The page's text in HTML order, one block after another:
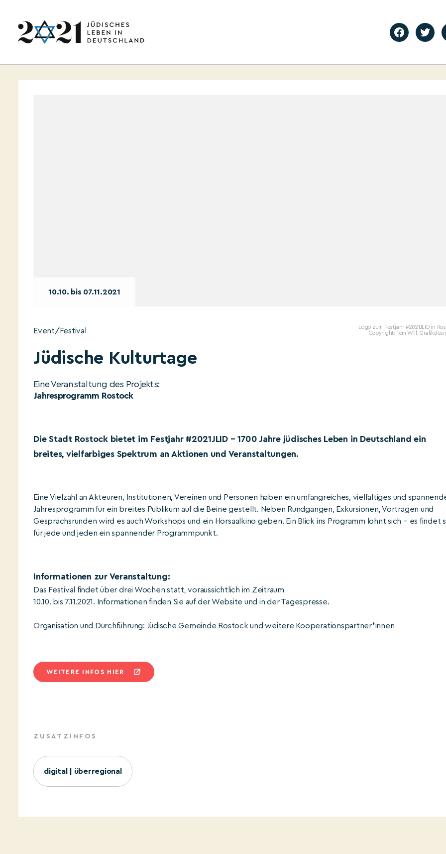
10.10. bis 07.11.2021
Logo zum Festjahr #2021JLID in
Copyright: Tom Will,
Event/Festival
Jüdische Kulturtage
Eine Veranstaltung des Projekts:
Jahresprogramm Rostock
Die Stadt Rostock bietet im Festjahr #2021JLID – 1700 Jahre jüdisches Leben in Deutschland ein
breites, vielfarbiges Spektrum an Aktionen und Veranstaltungen.
Eine Vielzahl an Akteuren, Institutionen, Vereinen und Personen haben ein umfangreiches, vielfältiges und
Jahresprogramm für ein breites Publikum auf die Beine gestellt. Neben Rundgängen, Exkursionen, Vorträgen und
Gesprächsrunden wird es auch Workshops und ein Hörsaalkino geben. Ein Blick ins Programm lohnt sich – es findet
für jede und jeden ein spannender Programmpunkt.
Informationen zur Veranstaltung:
Das Festival findet über drei Wochen statt, voraussichtlich im Zeitraum
10.10. bis 7.11.2021. Informationen finden Sie auf der Website und in der Tagespresse.
Organisation und Durchführung: Jüdische Gemeinde Rostock und weitere Kooperationspartner*innen
WEITERE INFOS HIER
ZUSATZINFOS
digital | überregional